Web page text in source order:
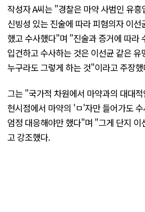
작성자 A씨는 "경찰은 마약 사범인 유흥
신빙성 있는 진술에 따라 피혐의자 이
했고 수사했다"며 "진술과 증거에 따라
입건하고 수사하는 것은 이선균 같은
누구라도 그렇게 하는 것"이라고 주장
그는 "국가적 차원에서 마약과의 대대
현시점에서 마약의 'ㅁ'자만 들어가도
엄정 대응해야만 했다"며 "그게 단지
고 강조했다.